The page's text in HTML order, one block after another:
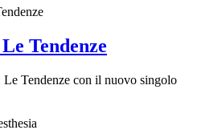
Tendenze
Le Tendenze con il nuovo singolo